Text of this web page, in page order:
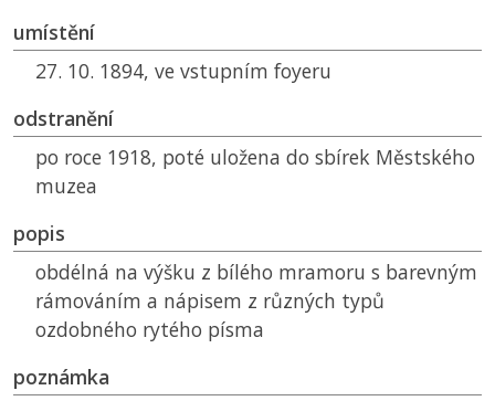
umístění
27. 10. 1894, ve vstupním foyeru
odstranění
po roce 1918, poté uložena do sbírek Městského
muzea
popis
obdélná na výšku z bílého mramoru s barevným
rámováním a nápisem z různých typů
ozdobného rytého písma
poznámka